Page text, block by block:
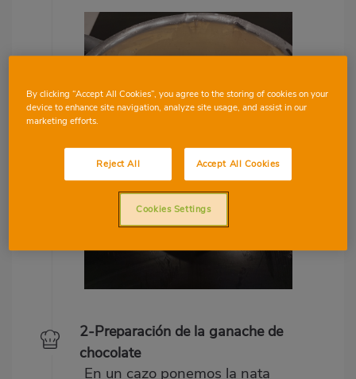
2-Preparación de la ganache de
chocolate
En un cazo ponemos la nata
By clicking “Accept All Cookies”, you agree to the storing of cookies on your
device to enhance site navigation, analyze site usage, and assist in our
marketing efforts.
Reject All Accept All Cookies
Cookies Settings